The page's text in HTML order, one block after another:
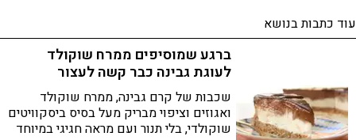
עוד כתבות בנושא
ברגע שמוסיפים ממרח שוקולד
לעוגת גבינה כבר קשה לעצור
שכבות של קרם גבינה, ממרח שוקולד
ואגוזים וציפוי מבריק מעל בסיס ביסקוויטים
שוקולדי, בלי תנור ועם מראה חגיגי במיוחד